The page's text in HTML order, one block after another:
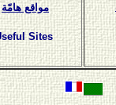
مواقع هامّة
Sites